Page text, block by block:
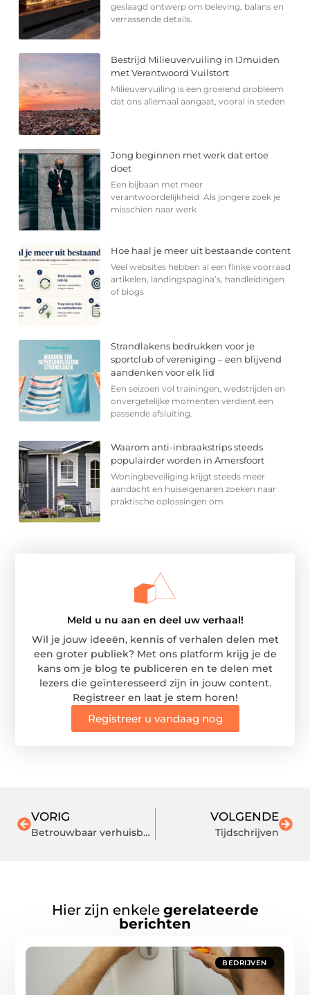
geslaagd ontwerp om beleving, balans en
verrassende details.
Bestrijd Milieuvervuiling in IJmuiden
met Verantwoord Vuilstort
Milieuvervuiling is een groeiend probleem
dat ons allemaal aangaat, vooral in steden
Jong beginnen met werk dat ertoe
doet
Een bijbaan met meer
verantwoordelijkheid Als jongere zoek je
misschien naar werk
Hoe haal je meer uit bestaande content
Veel websites hebben al een flinke voorraad
artikelen, landingspagina’s, handleidingen
of blogs
Strandlakens bedrukken voor je
sportclub of vereniging – een blijvend
aandenken voor elk lid
Een seizoen vol trainingen, wedstrijden en
onvergetelijke momenten verdient een
passende afsluiting.
Waarom anti-inbraakstrips steeds
populairder worden in Amersfoort
Woningbeveiliging krijgt steeds meer
aandacht en huiseigenaren zoeken naar
praktische oplossingen om
Meld u nu aan en deel uw verhaal!
Wil je jouw ideeën, kennis of verhalen delen met
een groter publiek? Met ons platform krijg je de
kans om je blog te publiceren en te delen met
lezers die geïnteresseerd zijn in jouw content.
Registreer en laat je stem horen!
Registreer u vandaag nog
VORIG
Betrouwbaar verhuisbedrijf in Rotterdam
VOLGENDE
Tijdschrijven
Hier zijn enkele gerelateerde
berichten
BEDRIJVEN